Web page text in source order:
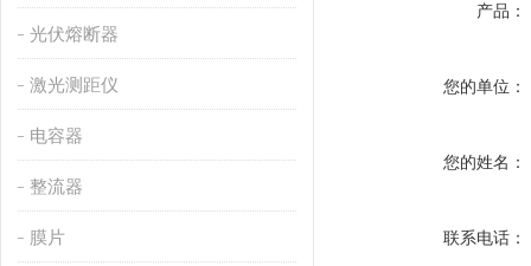
光伏熔断器
激光测距仪
电容器
整流器
膜片
产品：
您的单位：
您的姓名：
联系电话：